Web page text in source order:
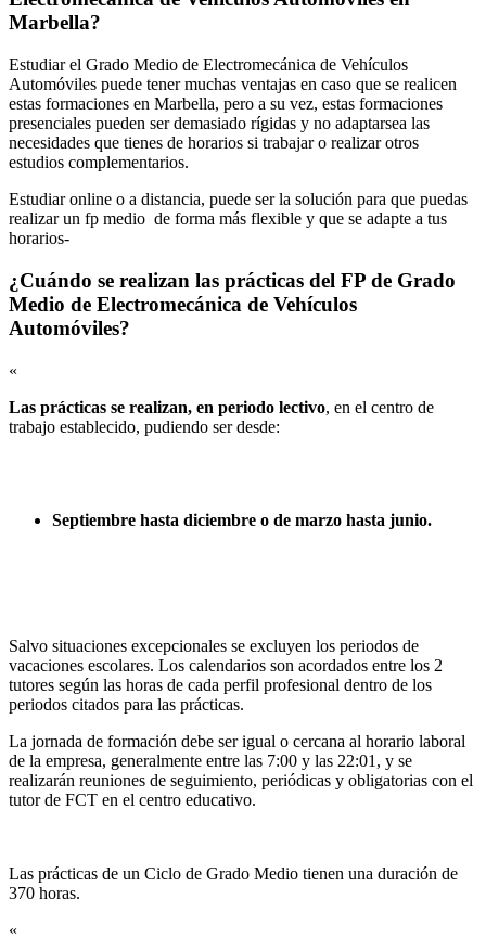
Marbella?
Estudiar el Grado Medio de Electromecánica de Vehículos
Automóviles puede tener muchas ventajas en caso que se realicen
estas formaciones en Marbella, pero a su vez, estas formaciones
presenciales pueden ser demasiado rígidas y no adaptarsea las
necesidades que tienes de horarios si trabajar o realizar otros
estudios complementarios.
Estudiar online o a distancia, puede ser la solución para que puedas
realizar un fp medio de forma más flexible y que se adapte a tus
horarios-
¿Cuándo se realizan las prácticas del FP de Grado
Medio de Electromecánica de Vehículos
Automóviles?
«
Las prácticas se realizan, en periodo lectivo, en el centro de
trabajo establecido, pudiendo ser desde:
Septiembre hasta diciembre o de marzo hasta junio.
Salvo situaciones excepcionales se excluyen los periodos de
vacaciones escolares. Los calendarios son acordados entre los 2
tutores según las horas de cada perfil profesional dentro de los
periodos citados para las prácticas.
La jornada de formación debe ser igual o cercana al horario laboral
de la empresa, generalmente entre las 7:00 y las 22:01, y se
realizarán reuniones de seguimiento, periódicas y obligatorias con el
tutor de FCT en el centro educativo.
Las prácticas de un Ciclo de Grado Medio tienen una duración de
370 horas.
«